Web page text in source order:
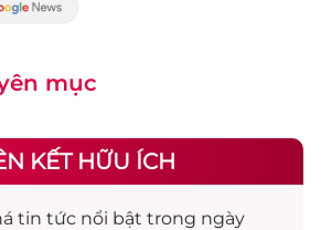
mục
KẾT HỮU ÍCH
tin tức nổi bật trong ngày